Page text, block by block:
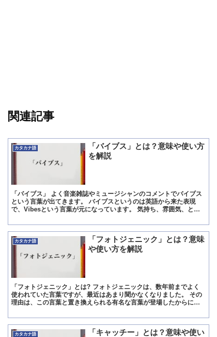
関連記事
カタカナ語
「バイブス」とは？意味や使い方
を解説
「バイブス」 よく音楽雑誌やミュージシャンのコメントでバイブス
という言葉が出てきます。 バイブスというのは英語から来た表現
で、Vibesという言葉が元になっています。 気持ち、雰囲気、とい
カタカナ語
「フォトジェニック」とは？意味
や使い方を解説
「フォトジェニック」とは? フォトジェニックは、数年前までよく
使われていた言葉ですが、最近はあまり聞かなくなりました。 その
理由は、この言葉と置き換えられる有名な言葉が登場したからに他
カタカナ語
「キャッチー」とは？意味や使い